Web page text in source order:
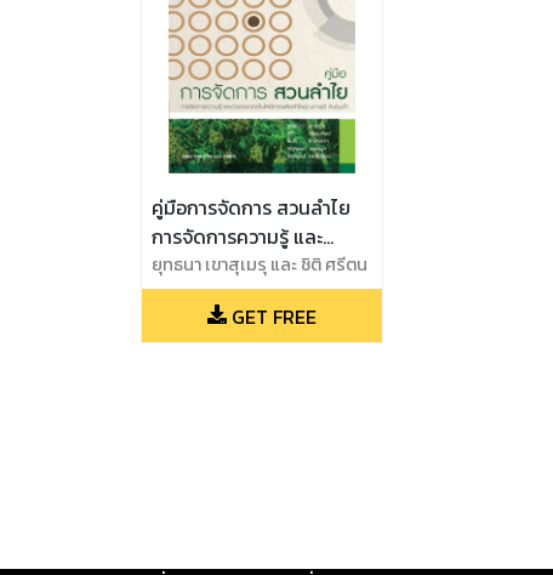
คู่มือการจัดการ สวนลำไย
การจัดการความรู้ และ
ถ่ายทอดเทคโนโลยีการผลิต
ลำไยคุณภาพดีต้นทุนต่ำ
ยุทธนา เขาสุเมรุ และ ชิติ ศรีตน
ทิพย์ และ สันติ ช่างเจรจา และ
ภฤศพงศ์ เพชรบุล และ รัชต์
พงษ์ หอชัยรัตน์
GET FREE